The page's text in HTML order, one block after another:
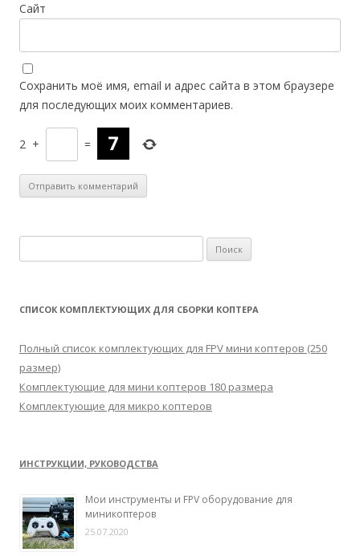
Сайт
Сохранить моё имя, email и адрес сайта в этом браузере
для последующих моих комментариев.
2 + =
а
т
:
СПИСОК КОМПЛЕКТУЮЩИХ ДЛЯ СБОРКИ КОПТЕРА
Полный список комплектующих для FPV мини коптеров (250
размер)
Комплектующие для мини коптеров 180 размера
Комплектующие для микро коптеров
ИНСТРУКЦИИ, РУКОВОДСТВА
Мои инструменты и FPV оборудование для
миникоптеров
25.07.2020